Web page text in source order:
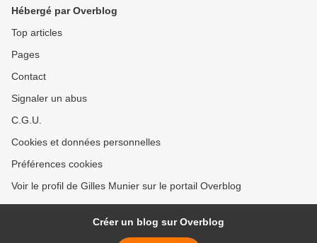
Hébergé par Overblog
Top articles
Pages
Contact
Signaler un abus
C.G.U.
Cookies et données personnelles
Préférences cookies
Voir le profil de Gilles Munier sur le portail Overblog
Créer un blog sur Overblog